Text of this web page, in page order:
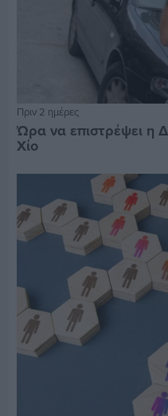
Πριν 2 ημέρες
Ώρα να επιστρέψει η
Χίο